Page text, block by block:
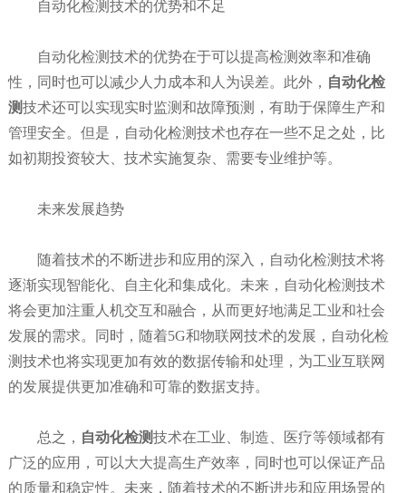
自动化检测技术的优势和不足
自动化检测技术的优势在于可以提高检测效率和准确
性，同时也可以减少人力成本和人为误差。此外， 自动化检
测技术还可以实现实时监测和故障预测，有助于保障生产和
管理安全。但是，自动化检测技术也存在一些不足之处，比
如初期投资较大、技术实施复杂、需要专业维护等。
未来发展趋势
随着技术的不断进步和应用的深入，自动化检测技术将
逐渐实现智能化、自主化和集成化。未来，自动化检测技术
将会更加注重人机交互和融合，从而更好地满足工业和社会
发展的需求。同时，随着5G和物联网技术的发展，自动化检
测技术也将实现更加有效的数据传输和处理，为工业互联网
的发展提供更加准确和可靠的数据支持。
总之， 自动化检测技术在工业、制造、医疗等领域都有
广泛的应用，可以大大提高生产效率，同时也可以保证产品
的质量和稳定性。未来，随着技术的不断进步和应用场景的